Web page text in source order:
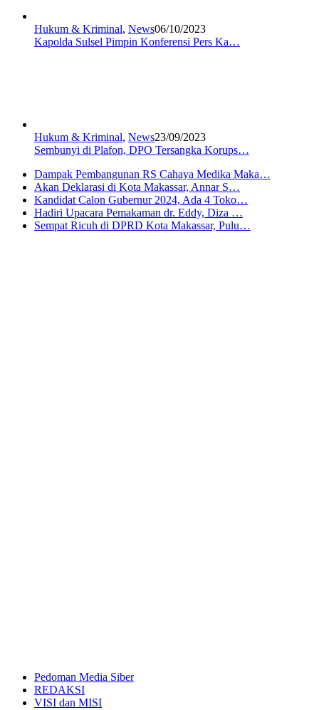
Hukum & Kriminal, News06/10/2023
Kapolda Sulsel Pimpin Konferensi Pers Ka…
Hukum & Kriminal, News23/09/2023
Sembunyi di Plafon, DPO Tersangka Korups…
Dampak Pembangunan RS Cahaya Medika Maka…
Akan Deklarasi di Kota Makassar, Annar S…
Kandidat Calon Gubernur 2024, Ada 4 Toko…
Hadiri Upacara Pemakaman dr. Eddy, Diza …
Sempat Ricuh di DPRD Kota Makassar, Pulu…
Pedoman Media Siber
REDAKSI
VISI dan MISI